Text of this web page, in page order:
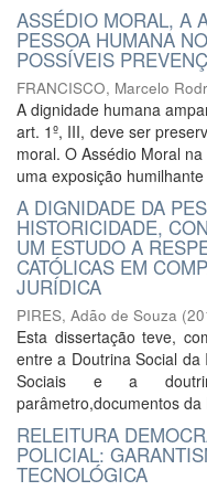
ASSÉDIO MORAL, A
PESSOA HUMANA
POSSÍVEIS
FRANCISCO, Marcelo
A dignidade humana
art. 1º, III, deve ser
moral. O Assédio Moral
uma exposição
A DIGNIDADE DA
HISTORICIDADE,
UM ESTUDO A
CATÓLICAS EM
JURÍDICA
PIRES, Adão de Souza (
Esta dissertação teve,
entre a Doutrina Social
Sociais e a
parâmetro,documentos
RELEITURA
POLICIAL:
TECNOLÓGICA